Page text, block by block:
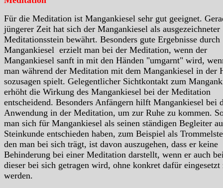
Für die Meditation ist Mangankiesel sehr gut geeignet.
jüngerer Zeit hat sich der Mangankiesel als ausgezeichneter
Meditationsstein bewährt. Besonders gute Ergebnisse durch
Mangankiesel erzielt man bei der Meditation, wenn der
Mangankiesel sanft in mit den Händen "umgarnt" wird,
man während der Meditation mit dem Mangankiesel in der
sozusagen spielt. Gelegentlicher Sichtkontakt zum
erhöht die Wirkung des Mangankiesel bei der Meditation
entscheidend. Besonders Anfängern hilft Mangankiesel bei
Anwendung in der Meditation, um zur Ruhe zu kommen.
man sich für Mangankiesel als seinen ständigen Begleiter
Steinkunde entschieden haben, zum Beispiel als
den man bei sich trägt, ist davon auszugehen, dass er keine
Behinderung bei einer Meditation darstellt, wenn er auch
dieser bei sich getragen wird, ohne konkret dafür eingesetzt
werden.